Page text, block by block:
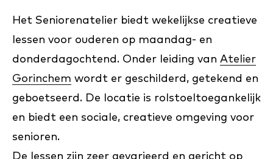
Het Seniorenatelier biedt wekelijkse creatieve
lessen voor ouderen op maandag- en
donderdagochtend. Onder leiding van Atelier
Gorinchem wordt er geschilderd, getekend en
geboetseerd. De locatie is rolstoeltoegankelijk
en biedt een sociale, creatieve omgeving voor
senioren.
De lessen zijn zeer gevarieerd en gericht op